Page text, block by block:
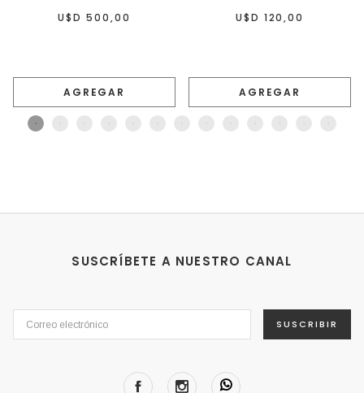
U$D 500,00
AGREGAR
U$D 120,00
AGREGAR
SUSCRÍBETE A NUESTRO CANAL
SUSCRIBIR